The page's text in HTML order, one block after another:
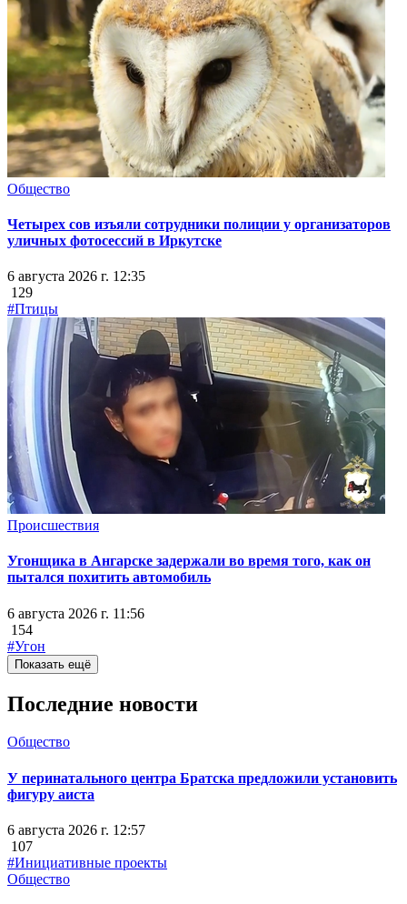
Общество
Четырех сов изъяли сотрудники полиции у организаторов
уличных фотосессий в Иркутске
6 августа 2026 г. 12:35
129
#Птицы
Происшествия
Угонщика в Ангарске задержали во время того, как он
пытался похитить автомобиль
6 августа 2026 г. 11:56
154
#Угон
Показать ещё
Последние новости
Общество
У перинатального центра Братска предложили установить
фигуру аиста
6 августа 2026 г. 12:57
107
#Инициативные проекты
Общество